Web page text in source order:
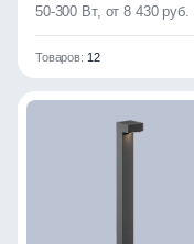
50-300 Вт, от 8 430 руб.
Товаров: 12